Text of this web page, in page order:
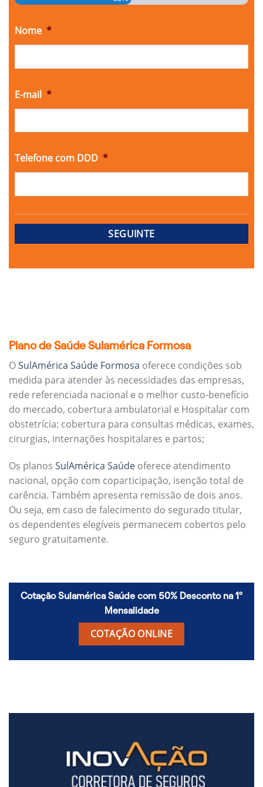
Nome *
E-mail *
Telefone com DDD *
Plano de Saúde Sulamérica Formosa
OSulAmérica Saúde Formosa oferece condições sob
medida para atender às necessidades das empresas,
rede referenciada nacional e o melhor custo-benefício
do mercado, cobertura ambulatorial e Hospitalar com
obstetrícia: cobertura para consultas médicas, exames,
cirurgias, internações hospitalares e partos;
Os planos SulAmérica Saúde oferece atendimento
nacional, opção com coparticipação, isenção total de
carência. Também apresenta remissão de dois anos.
Ou seja, em caso de falecimento do segurado titular,
os dependentes elegíveis permanecem cobertos pelo
seguro gratuitamente.
Cotação Sulamérica Saúde com 50% Desconto na 1º
Mensalidade
COTAÇÃO ONLINE